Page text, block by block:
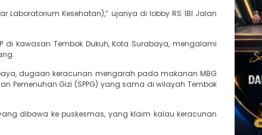
Laboratorium Kesehatan),” ujanya di lobby RS IBI Jalan
di kawasan Tembok Dukuh, Kota Surabaya, mengalami
dugaan keracunan mengarah pada makanan MBG
Pemenuhan Gizi (SPPG) yang sama di wilayah Tembok
dibawa ke puskesmas, yang klaim kalau keracunan